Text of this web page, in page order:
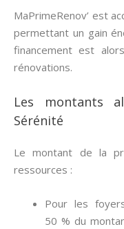
MaPrimeRenov’ est
permettant un gain
financement est
rénovations.
Les montants
Sérénité
Le montant de la
ressources :
Pour les
50 % du